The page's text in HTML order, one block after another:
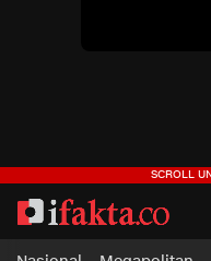
ifakta.co
#pastibenar